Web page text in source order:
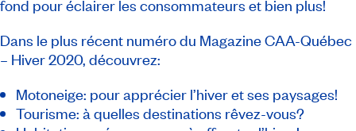
fond pour éclairer les consommateurs et bien plus!
Dans le plus récent numéro du Magazine CAA-Québec
– Hiver 2020, découvrez:
Motoneige: pour apprécier l’hiver et ses paysages!
Tourisme: à quelles destinations rêvez-vous?